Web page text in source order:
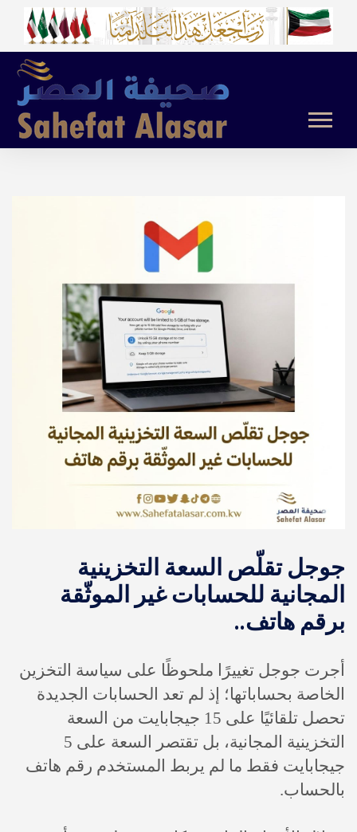
جوجل تقلّص السعة التخزينية
المجانية للحسابات غير الموثّقة
برقم هاتف..
أجرت جوجل تغييرًا ملحوظًا على سياسة التخزين
الخاصة بحساباتها؛ إذ لم تعد الحسابات الجديدة
تحصل تلقائيًا على 15 جيجابايت من السعة
التخزينية المجانية، بل تقتصر السعة على 5
جيجابايت فقط ما لم يربط المستخدم رقم هاتف
بالحساب.